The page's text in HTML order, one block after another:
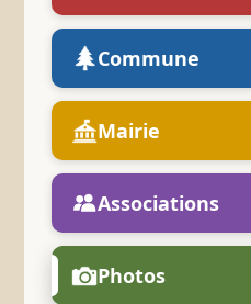
Commune
Mairie
Associations
Photos